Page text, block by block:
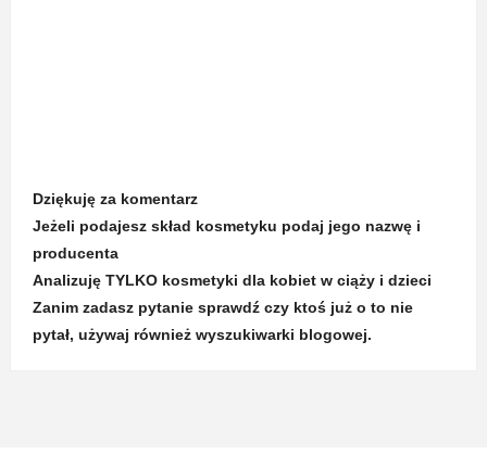
Dziękuję za komentarz
Jeżeli podajesz skład kosmetyku podaj jego nazwę i
producenta
Analizuję TYLKO kosmetyki dla kobiet w ciąży i dzieci
Zanim zadasz pytanie sprawdź czy ktoś już o to nie
pytał, używaj również wyszukiwarki blogowej.